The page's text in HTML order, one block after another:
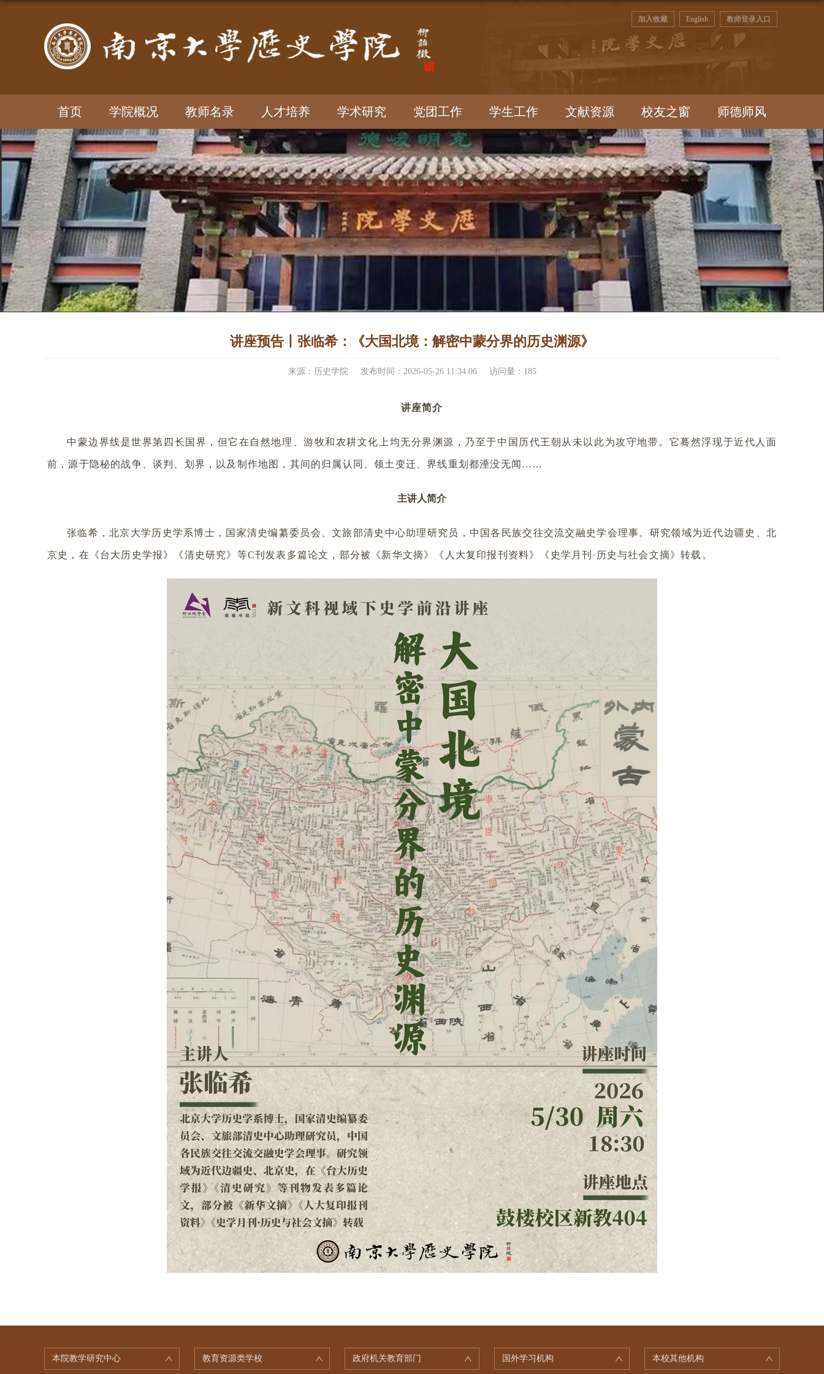
加入收藏 English 教师登录入口
首页 学院概况 教师名录 人才培养 学术研究 党团工作 学生工作 文献资源 校友之窗 师德师风
讲座预告丨张临希：《大国北境：解密中蒙分界的历史渊源》
来源：历史学院 发布时间：2026-05-26 11:34:06 访问量： 185
讲座简介
中蒙边界线是世界第四长国界，但它在自然地理、游牧和农耕文化上均无分界渊源，乃至于中国历代王朝从未以此为攻守地带。它蓦然浮现于近代人面
前，源于隐秘的战争、谈判、划界，以及制作地图，其间的归属认同、领土变迁、界线重划都湮没无闻……
主讲人简介
张临希，北京大学历史学系博士，国家清史编纂委员会、文旅部清史中心助理研究员，中国各民族交往交流交融史学会理事。研究领域为近代边疆史、北
京史，在《台大历史学报》《清史研究》等C刊发表多篇论文，部分被《新华文摘》《人大复印报刊资料》《史学月刊·历史与社会文摘》转载。
本院教学研究中心 教育资源类学校 政府机关教育部门 国外学习机构 本校其他机构